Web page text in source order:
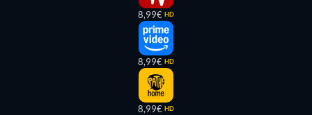
8,99€ HD
8,99€ HD
8,99€ HD